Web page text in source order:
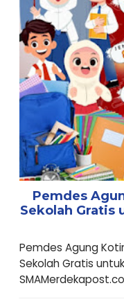
Pemdes
Sekolah Gratis
Pemdes Agung
Sekolah Gratis